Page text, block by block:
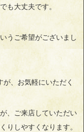
も大丈夫です。
うご希望がございまし
、お気軽にいただく
、ご来店していただい
りしやすくなります。